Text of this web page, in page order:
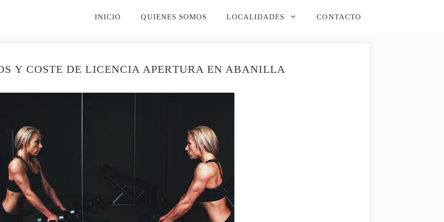
INICIO QUIENES SOMOS LOCALIDADES CONTACTO
Y COSTE DE LICENCIA APERTURA EN ABANILLA